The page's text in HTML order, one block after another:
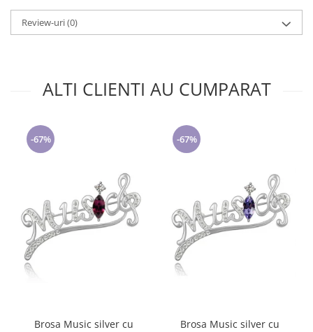
Review-uri(0)
ALTI CLIENTI AU CUMPARAT
-67%
Brosa Music silver cu
-67%
Brosa Music silver cu